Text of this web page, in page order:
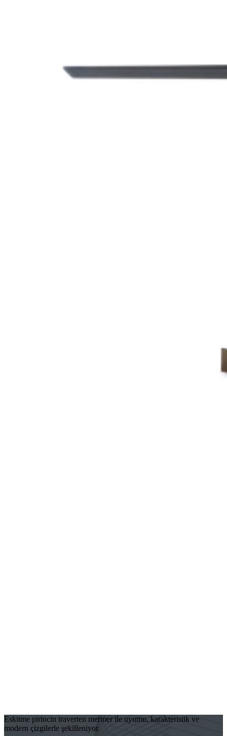
Eskitme pirincin traverten mermer ile uyumu, karakteristik ve
modern çizgilerle şekilleniyor.